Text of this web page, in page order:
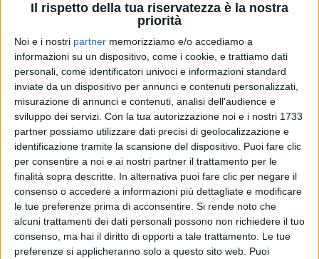
Il rispetto della tua riservatezza è la nostra
priorità
Noi e i nostri partner memorizziamo e/o accediamo a
informazioni su un dispositivo, come i cookie, e trattiamo dati
personali, come identificatori univoci e informazioni standard
inviate da un dispositivo per annunci e contenuti personalizzati,
misurazione di annunci e contenuti, analisi dell'audience e
sviluppo dei servizi. Con la tua autorizzazione noi e i nostri 1733
partner possiamo utilizzare dati precisi di geolocalizzazione e
identificazione tramite la scansione del dispositivo. Puoi fare clic
per consentire a noi e ai nostri partner il trattamento per le
finalità sopra descritte. In alternativa puoi fare clic per negare il
consenso o accedere a informazioni più dettagliate e modificare
le tue preferenze prima di acconsentire. Si rende noto che
alcuni trattamenti dei dati personali possono non richiedere il tuo
consenso, ma hai il diritto di opporti a tale trattamento. Le tue
preferenze si applicheranno solo a questo sito web. Puoi
Visualizza questo post su Instagram